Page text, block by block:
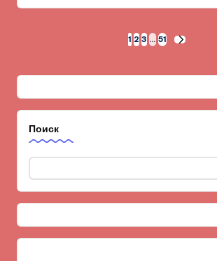
записей
1 2 3 … 51
СЛЕД.
Поиск